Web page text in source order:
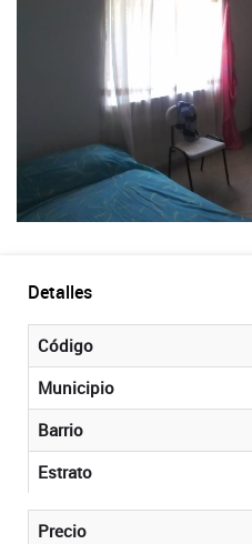
Detalles
Código
Municipio
Barrio
Estrato
Precio